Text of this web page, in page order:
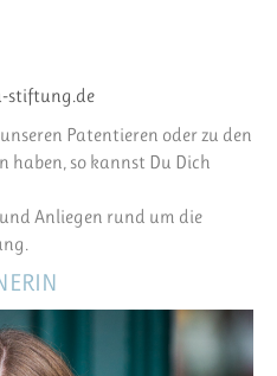
stiftung.de
Patentieren oder zu den
haben, so kannst Du Dich
Anliegen rund um die